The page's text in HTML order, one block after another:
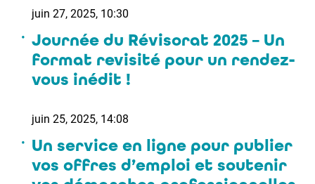
juin 27, 2025, 10:30
Journée du Révisorat 2025 – Un
format revisité pour un rendez-
vous inédit !
juin 25, 2025, 14:08
Un service en ligne pour publier
vos offres d’emploi et soutenir